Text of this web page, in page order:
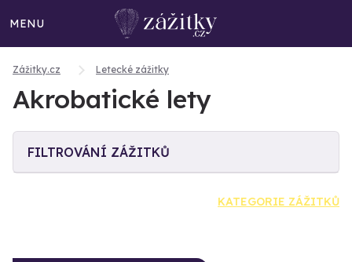
MENU
Zážitky.cz Letecké zážitky
Akrobatické lety
FILTROVÁNÍ ZÁŽITKŮ
KATEGORIE ZÁŽITKŮ